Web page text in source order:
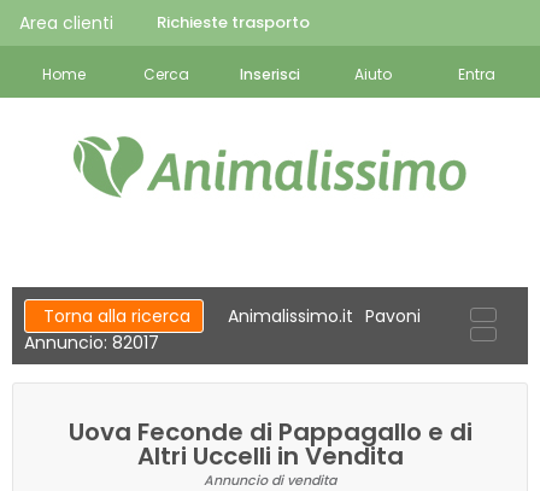
Area clienti Richieste trasporto
Home Cerca Inserisci Aiuto Entra
Torna alla ricerca Animalissimo.it Pavoni
Annuncio: 82017
Uova Feconde di Pappagallo e di
Altri Uccelli in Vendita
Annuncio di vendita